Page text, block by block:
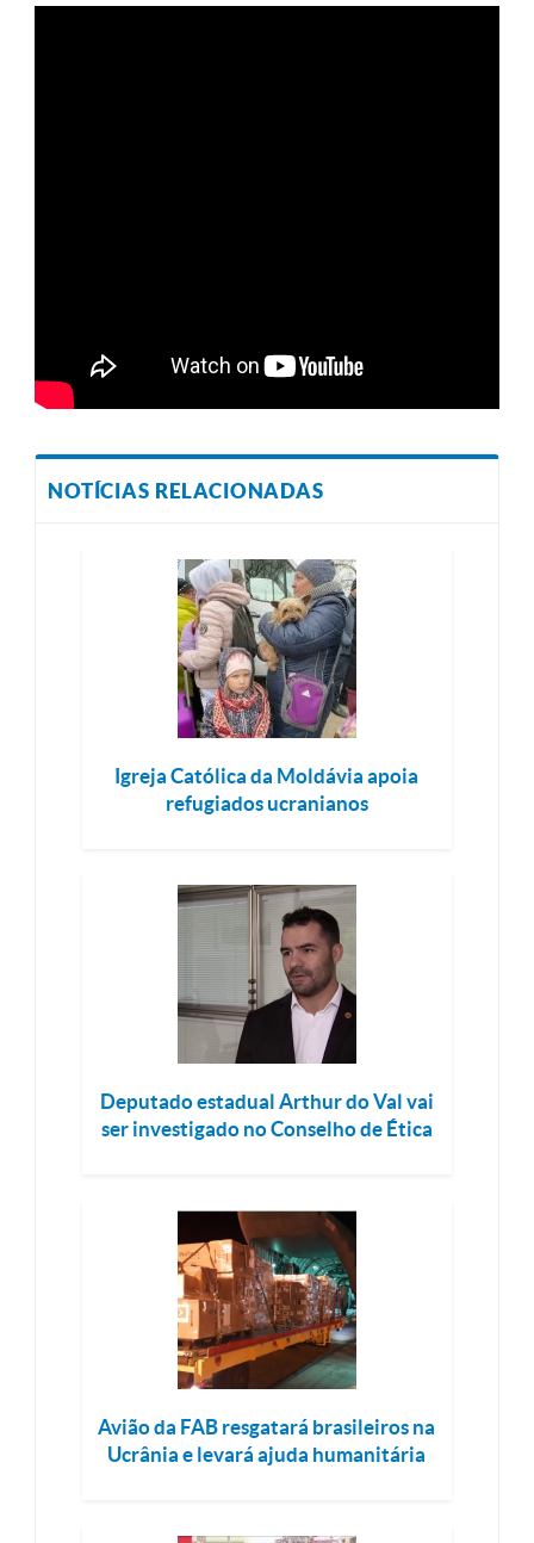
NOTÍCIAS RELACIONADAS
Igreja Católica da Moldávia apoia
refugiados ucranianos
Deputado estadual Arthur do Val vai
ser investigado no Conselho de Ética
Avião da FAB resgatará brasileiros na
Ucrânia e levará ajuda humanitária